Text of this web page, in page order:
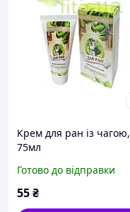
Крем для ран із чагою,
75мл
Готово до відправки
55₴